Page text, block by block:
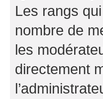
Les rangs
nombre de
les
directement